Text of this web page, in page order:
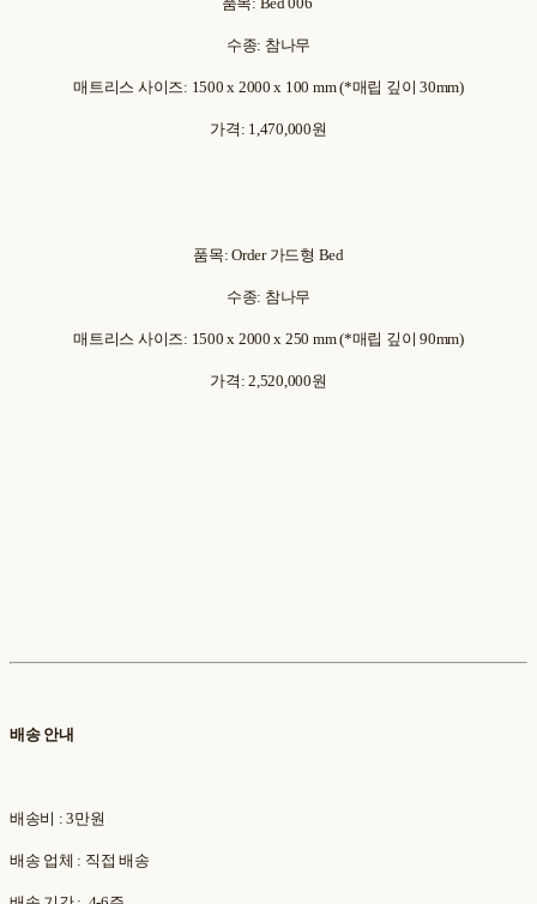
수종: 참나무
매트리스 사이즈: 1500 x 2000 x 100 mm (*매립 깊이 30mm)
가격: 1,470,000원
품목: Order 가드형 Bed
수종: 참나무
매트리스 사이즈: 1500 x 2000 x 250 mm (*매립 깊이 90mm)
가격: 2,520,000원
배송 안내
배송비 : 3만원
배송 업체 : 직접 배송